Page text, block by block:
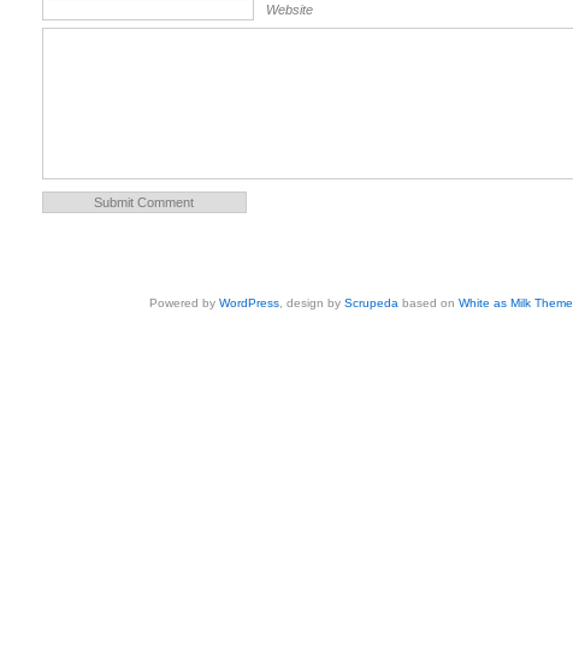
Website
Powered byWordPress , design byScrupeda based onWhite as Milk Theme